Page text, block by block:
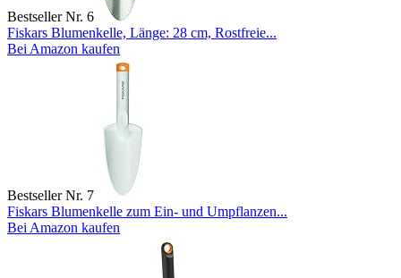
Bestseller Nr. 6
Fiskars Blumenkelle, Länge: 28 cm, Rostfreie...
Bei Amazon kaufen
Bestseller Nr. 7
Fiskars Blumenkelle zum Ein- und Umpflanzen...
Bei Amazon kaufen